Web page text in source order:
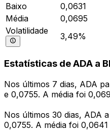
Baixo
0,0631
Média
0,0695
Volatilidade
3,49%
Estatísticas de ADA a
Nos últimos 7 dias, ADA
e 0,0755. A média foi
Nos últimos 30 dias, ADA
0,0755. A média foi